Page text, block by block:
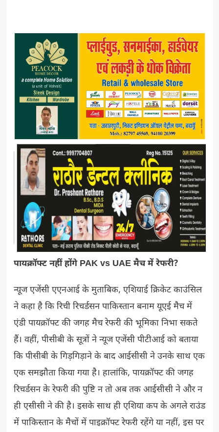
पायक्रॉफ्ट नहीं होंगे PAK vs UAE मैच में रेफरी?
न्यूज एजेंसी एएनआई के मुताबिक, एशियाई क्रिकेट काउंसिल
ने कहा है कि रिची रिचर्डसन पाकिस्तान बनाम यूएई मैच में
एंडी पायक्रॉफ्ट की जगह मैच रेफरी की भूमिका निभा सकते
हैं। वहीं, पीसीबी के सूत्रों ने न्यूज एजेंसी पीटीआई को बताया
कि पीसीबी के गिड़गिड़ाने के बाद आईसीसी ने उनके साथ एक
एक समझौता किया गया है। हालांकि, पायक्रॉफ्ट की जगह
रिचर्डसन के रेफरी की पुष्टि न तो अब तक आईसीसी ने और न
ही एसीसी ने की है। इसके साथ ही एशिया कप के अगले राउंड
में पाकिस्तान के मैचों में पाइक्रॉफ्ट रेफरी रहेंगे या नहीं, इस पर